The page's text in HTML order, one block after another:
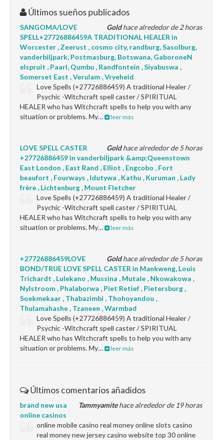
Últimos sueños publicados
Goldhace alrededor de 2 horas
SANGOMA/LOVE
SPELL+27726886459A TRADITIONAL HEALER in
Worcester , Zeerust , cosmo city, randburg, Sasolburg,
vanderbiljpark, Postmasburg, Botswana, GaboroneN
elspruit , Paarl, Qumbu , Randfontein , Siyabuswa ,
Somerset East , Verulam , Vryeheid
Love Spells (+27726886459) A traditional Healer /
Psychic -Witchcraft spell caster / SPIRITUAL
HEALER who has Witchcraft spells to help you with any
situation or problems. My…
leer más
Goldhace alrededor de 5 horas
LOVE SPELL CASTER
+27726886459 in vanderbiljpark &amp;Queenstown
East London , East Rand , Elliot , Engcobo , Fort
beaufort , Fourways , Idutywa , Kathu , Kuruman , Lady
frère , Lichtenburg , Mount Fletcher
Love Spells (+27726886459) A traditional Healer /
Psychic -Witchcraft spell caster / SPIRITUAL
HEALER who has Witchcraft spells to help you with any
situation or problems. My…
leer más
Goldhace alrededor de 5 horas
+27726886459LOVE
BOND/TRUE LOVE SPELL CASTER in Mankweng, Louis
Trichardt , Lulekano , Mussina , Mutale , Nkowakowa ,
Nylstroom , Phalaborwa , Piet Retief , Pietersburg ,
Soekmekaar , Thabazimbi , Thohoyandou ,
Thulamahashe , Tzaneen , Warmbad
Love Spells (+27726886459) A traditional Healer /
Psychic -Witchcraft spell caster / SPIRITUAL
HEALER who has Witchcraft spells to help you with any
situation or problems. My…
leer más
Últimos comentarios añadidos
Tammyamitehace alrededor de 19 horas
brand new usa
online casinos
online mobile casino real money online slots casino
real money new jersey casino website top 30 online